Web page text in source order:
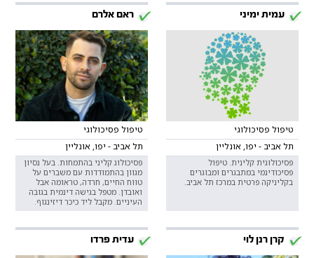
עמית ימיני
טיפול פסיכולוגי
תל אביב - יפו, אונליין
פסיכולוגית קלינית. טיפול
פסיכודינמי במתבגרים ומבוגרים
בקליניקה פרטית במרכז תל אביב.
ראם אלרם
טיפול פסיכולוגי
תל אביב - יפו, אונליין
פסיכולוג קליני בהתמחות. בעל נסיון
מגוון בהתמודדות עם משברים על
טווח החיים, חרדה, טראומה אבל
ואובדן. מטפל בגישה דינמית בגובה
העיניים. מקבל ליד כיכר דיזינגוף.
קרן רנן לוי עדית פרדו